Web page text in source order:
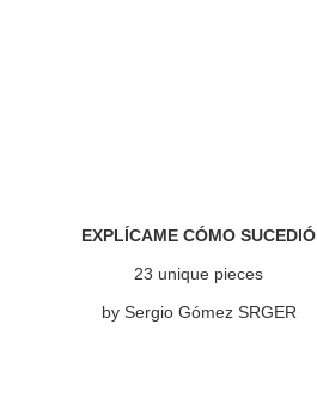
EXPLÍCAME CÓMO SUCEDIÓ
23 unique pieces
by Sergio Gómez SRGER